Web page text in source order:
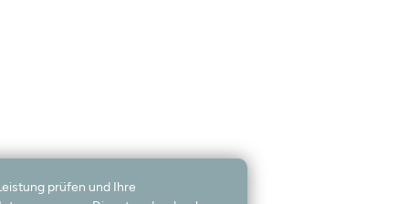
prüfen und Ihre